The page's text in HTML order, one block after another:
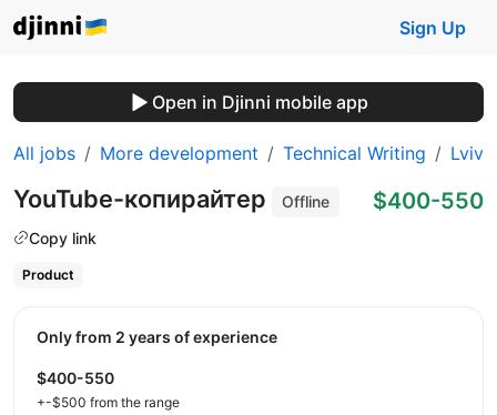
Sign Up
Open in Djinni mobile app
All jobs More development Technical Writing Lviv
YouTube-копирайтер
Offline
Copy link
$400-550
Product
Only from 2 years of experience
$400-550
+-$500 from the range